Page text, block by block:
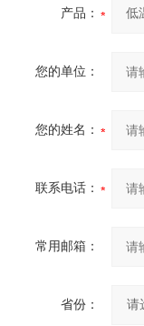
产品：
您的单位：
您的姓名：
联系电话：
常用邮箱：
省份：